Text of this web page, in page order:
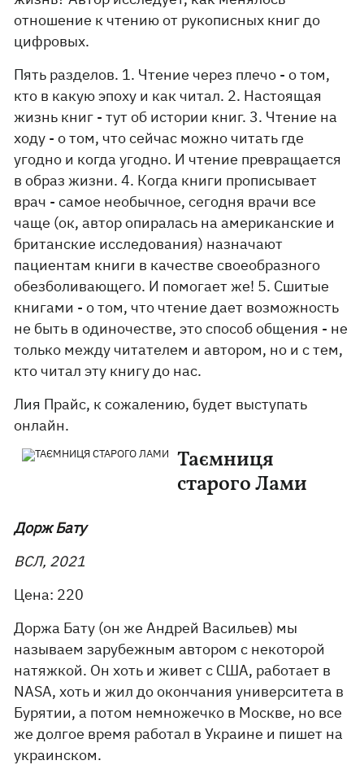
отношение к чтению от рукописных книг до
цифровых.
Пять разделов. 1. Чтение через плечо - о том,
кто в какую эпоху и как читал. 2. Настоящая
жизнь книг - тут об истории книг. 3. Чтение на
ходу - о том, что сейчас можно читать где
угодно и когда угодно. И чтение превращается
в образ жизни. 4. Когда книги прописывает
врач - самое необычное, сегодня врачи все
чаще (ок, автор опиралась на американские и
британские исследования) назначают
пациентам книги в качестве своеобразного
обезболивающего. И помогает же! 5. Сшитые
книгами - о том, что чтение дает возможность
не быть в одиночестве, это способ общения - не
только между читателем и автором, но и с тем,
кто читал эту книгу до нас.
Лия Прайс, к сожалению, будет выступать
онлайн.
Таємниця
старого Лами
Дорж Бату
ВСЛ, 2021
Цена: 220
Доржа Бату (он же Андрей Васильев) мы
называем зарубежным автором с некоторой
натяжкой. Он хоть и живет с США, работает в
NASA, хоть и жил до окончания университета в
Бурятии, а потом немножечко в Москве, но все
же долгое время работал в Украине и пишет на
украинском.